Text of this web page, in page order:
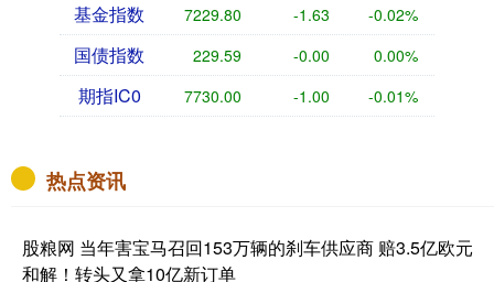
基金指数 7229.80 -1.63 -0.02%
国债指数 229.59 -0.00 0.00%
期指IC0 7730.00 -1.00 -0.01%
热点资讯
股粮网 当年害宝马召回153万辆的刹车供应商 赔3.5亿欧元
和解！转头又拿10亿新订单